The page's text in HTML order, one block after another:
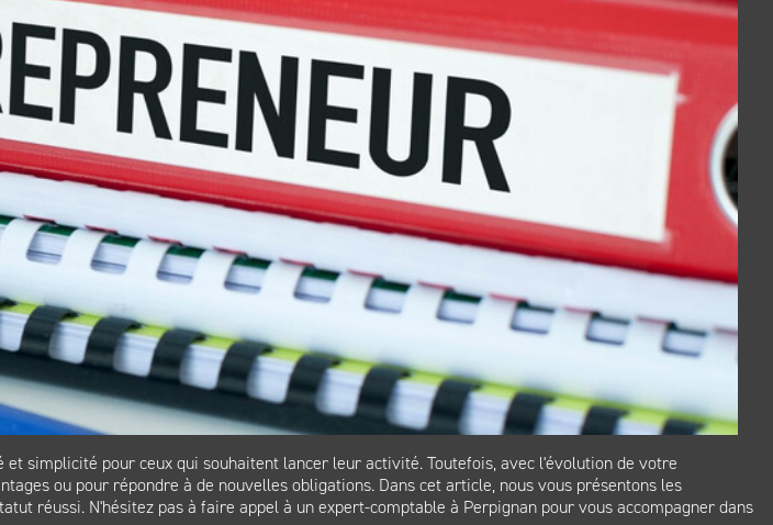
simplicité pour ceux qui souhaitent lancer leur activité. Toutefois, avec l'évolution de votre
ou pour répondre à de nouvelles obligations. Dans cet article, nous vous présentons les
réussi. N'hésitez pas à faire appel à un expert-comptable à Perpignan pour vous accompagner dans